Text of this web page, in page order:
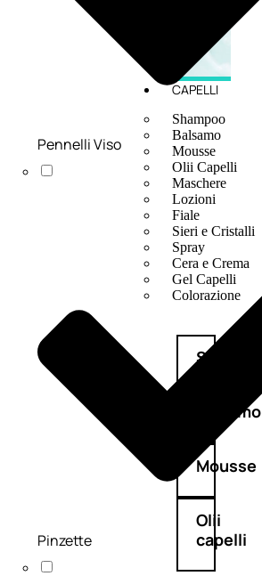
CAPELLI
Shampoo
Balsamo
Mousse
Olii Capelli
Maschere
Lozioni
Fiale
Sieri e Cristalli
Spray
Cera e Crema
Gel Capelli
Colorazione
Shampoo
Balsamo
Mousse
Olii
capelli
Pennelli Viso
Pinzette